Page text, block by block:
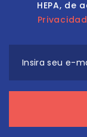
HEPA, de
Insira seu e-